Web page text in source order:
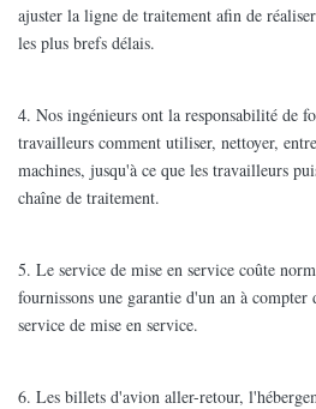
ajuster la ligne de traitement afin de
les plus brefs délais.
4. Nos ingénieurs ont la responsabilité de
travailleurs comment utiliser, nettoyer,
machines, jusqu'à ce que les travailleurs
chaîne de traitement.
5. Le service de mise en service coûte
fournissons une garantie d'un an à compter
service de mise en service.
6. Les billets d'avion aller-retour,